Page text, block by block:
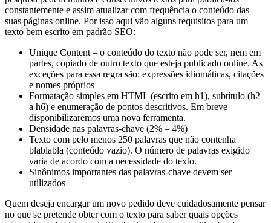
constantemente e assim atualizar com frequência o conteúdo das
suas páginas online. Por isso aqui vão alguns requisitos para um
texto bem escrito em padrão SEO:
Unique Content – o conteúdo do texto não pode ser, nem em
partes, copiado de outro texto que esteja publicado online. As
exceções para essa regra são: expressões idiomáticas, citações
e nomes próprios
Formatação simples em HTML (escrito em h1), subtítulo (h2
a h6) e enumeração de pontos descritivos. Em breve
disponibilizaremos uma nova ferramenta.
Densidade nas palavras-chave (2% – 4%)
Texto com pelo menos 250 palavras que não contenha
blablabla (conteúdo vazio). O número de palavras exigido
varia de acordo com a necessidade do texto.
Sinônimos importantes das palavras-chave devem ser
utilizados
Quem deseja encargar um novo pedido deve cuidadosamente pensar
no que se pretende obter com o texto para saber quais opções